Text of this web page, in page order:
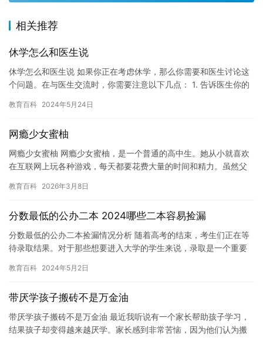
相关推荐
休学怎么和医生说
休学怎么和医生说 如果你正在考虑休学，那么你需要和医生讨论这
个问题。在与医生交流时，你需要注意以下几点： 1. 告诉医生你的
教育百科 2024年5月24日
网瘾少女蜜柚
网瘾少女蜜柚 网瘾少女蜜柚，是一个普通的高中生。她从小就喜欢
在互联网上玩各种游戏，每天都要花费大量的时间和精力。虽然父
网是…
教育百科 2026年3月8日
分数最低的公办二本 2024哪些二本容易捡漏
分数最低的公办二本捡漏情况分析 随着高考的结束，考生们正在等
待录取结果。对于那些想要进入大学的学生来说，录取是一个重要
数最…
教育百科 2024年5月2日
带厌学孩子搬砖不是万金油
带厌学孩子搬砖不是万金油 最近我听说有一个家长帮助孩子学习，
结果孩子却变得越来越厌学。家长感到非常苦恼，因为他们认为搬